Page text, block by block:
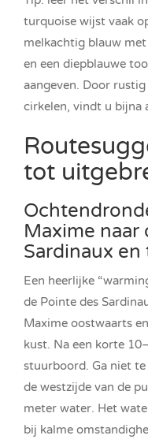
turquoise wijst vaak
melkachtig blauw
en een diepblauwe
aangeven. Door
cirkelen, vindt u bijna
tot
Maxime naar
Sardinaux en
Een heerlijke
de Pointe des
Maxime oostwaarts
kust. Na een korte
stuurboord. Ga niet
de westzijde van de
meter water. Het
bij kalme